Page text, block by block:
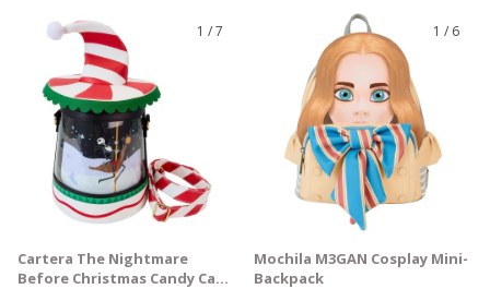
1 /7
GRATIS
Cartera The Nightmare
Before Christmas Candy Cane
1 / 6
Mochila M3GAN Cosplay Mini-
Backpack